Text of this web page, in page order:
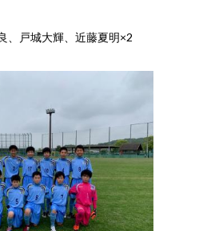
、戸城大輝、近藤夏明×2